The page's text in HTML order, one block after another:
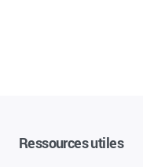
Ressources utiles